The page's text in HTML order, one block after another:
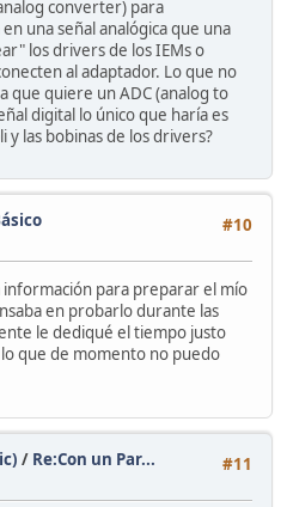
converter) para
una señal analógica que una
los drivers de los IEMs o
al adaptador. Lo que no
que quiere un ADC (analog to
digital lo único que haría es
y las bobinas de los drivers?
#10
para preparar el mío
en probarlo durante las
le dediqué el tiempo justo
que de momento no puedo
#11
/ Re:Con un Par...